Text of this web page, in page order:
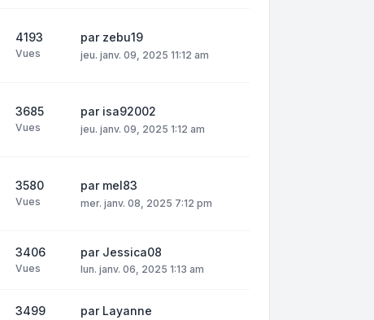
4193
Vues
par zebu19
jeu. janv. 09, 2025 11:12 am
3685
Vues
par isa92002
jeu. janv. 09, 2025 1:12 am
3580
Vues
par mel83
mer. janv. 08, 2025 7:12 pm
3406
Vues
par Jessica08
lun. janv. 06, 2025 1:13 am
3499 par Layanne